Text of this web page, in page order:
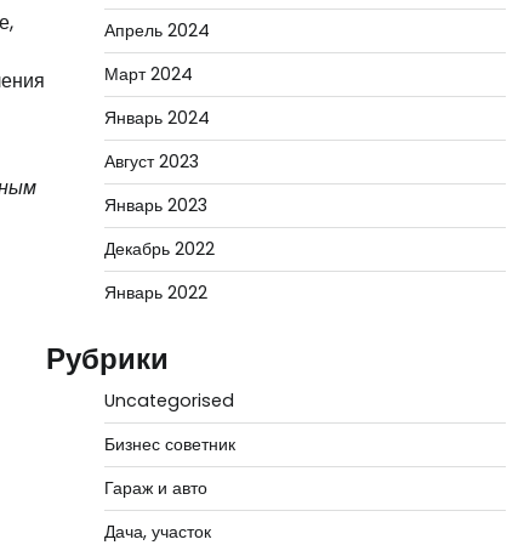
Апрель 2024
Март 2024
Январь 2024
Август 2023
Январь 2023
Декабрь 2022
Январь 2022
Рубрики
Uncategorised
Бизнес советник
Гараж и авто
Дача, участок